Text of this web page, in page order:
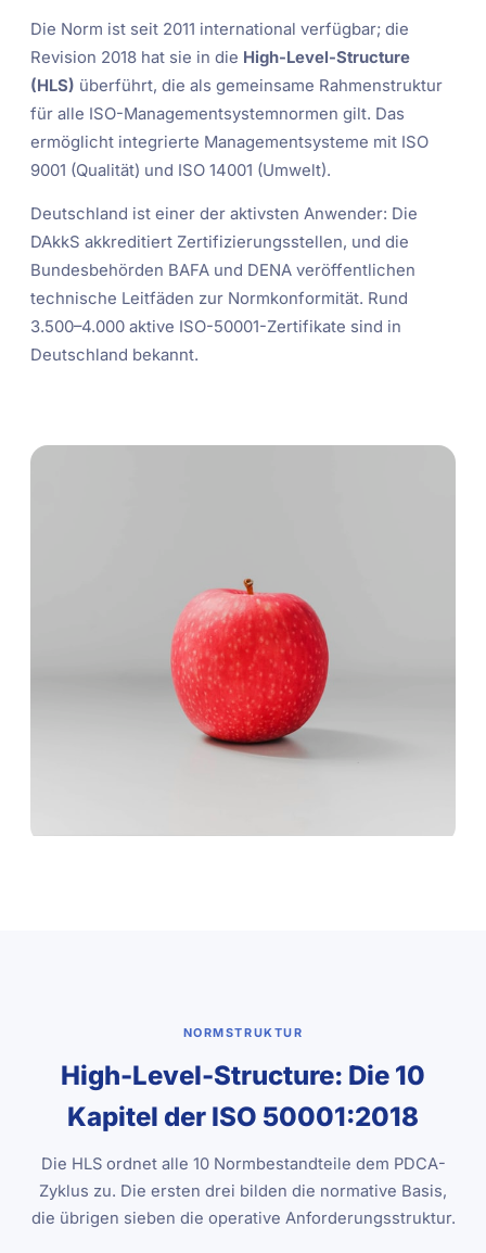
Die Norm ist seit 2011 international verfügbar; die
Revision 2018 hat sie in die High-Level-Structure
(HLS) überführt, die als gemeinsame Rahmenstruktur
für alle ISO-Managementsystemnormen gilt. Das
ermöglicht integrierte Managementsysteme mit ISO
9001 (Qualität) und ISO 14001 (Umwelt).
Deutschland ist einer der aktivsten Anwender: Die
DAkkS akkreditiert Zertifizierungsstellen, und die
Bundesbehörden BAFA und DENA veröffentlichen
technische Leitfäden zur Normkonformität. Rund
3.500–4.000 aktive ISO-50001-Zertifikate sind in
Deutschland bekannt.
NORMSTRUKTUR
High-Level-Structure: Die 10
Kapitel der ISO 50001:2018
Die HLS ordnet alle 10 Normbestandteile dem PDCA-
Zyklus zu. Die ersten drei bilden die normative Basis,
die übrigen sieben die operative Anforderungsstruktur.